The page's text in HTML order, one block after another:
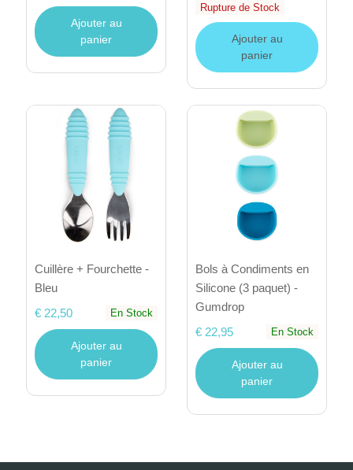
Ajouter au
panier
Rupture de Stock
Ajouter au
panier
Cuillère + Fourchette -
Bleu
€ 22,50
En Stock
Ajouter au
panier
Bols à Condiments en
Silicone (3 paquet) -
Gumdrop
€ 22,95
En Stock
Ajouter au
panier